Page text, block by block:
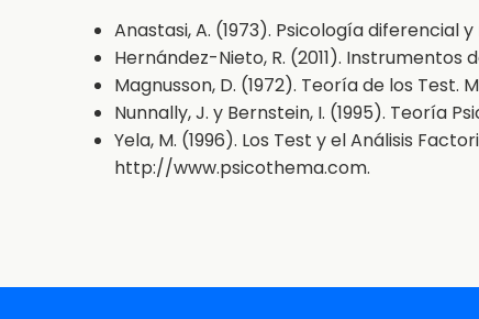
Anastasi, A. (1973). Psicología diferencial
Hernández-Nieto, R. (2011).
Magnusson, D. (1972). Teoría de los Test.
Nunnally, J. y Bernstein, I. (1995). Teoría
Yela, M. (1996). Los Test y el Análisis
http://www.psicothema.com.